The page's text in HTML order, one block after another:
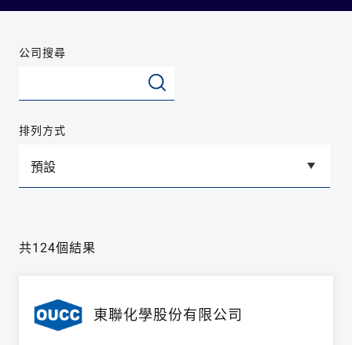
公司搜尋
排列方式
共124個結果
東聯化學股份有限公司